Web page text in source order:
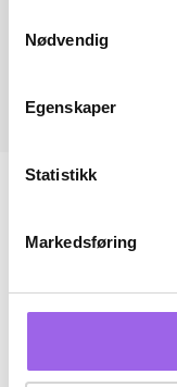
Nødvendig
Egenskaper
Statistikk
Markedsføring